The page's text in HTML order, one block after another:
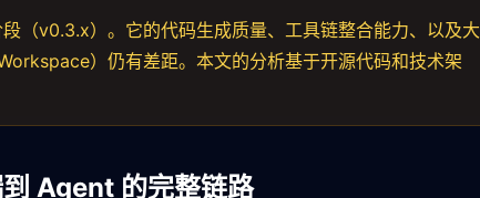
（v0.3.x）。它的代码生成质量、工具链整合能力、以及大
）仍有差距。本文的分析基于开源代码和技术架
Agent 的完整链路